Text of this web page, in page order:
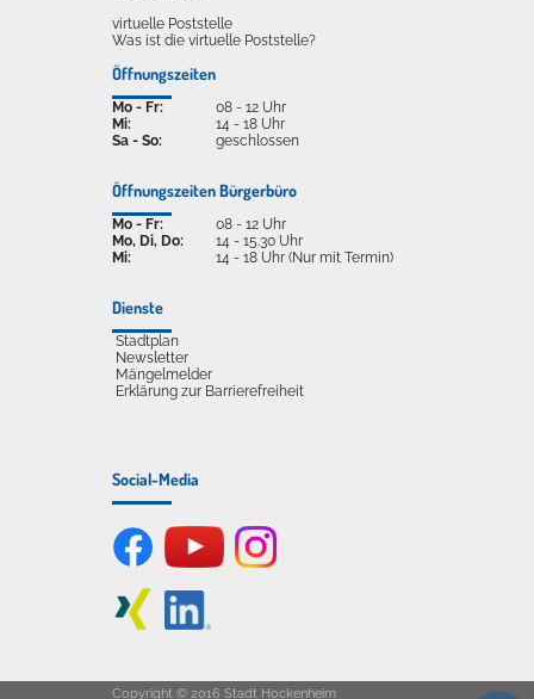
virtuelle Poststelle
Was ist die virtuelle Poststelle?
Öffnungszeiten
Mo - Fr:
Mi:
Sa - So:
08 - 12 Uhr
14 - 18 Uhr
geschlossen
Öffnungszeiten Bürgerbüro
Mo - Fr:
Mo, Di, Do:
Mi:
08 - 12 Uhr
14 - 15.30 Uhr
14 - 18 Uhr (Nur mit Termin)
Dienste
Stadtplan
Newsletter
Mängelmelder
Erklärung zur Barrierefreiheit
Social-Media
Copyright © 2016 Stadt Hockenheim